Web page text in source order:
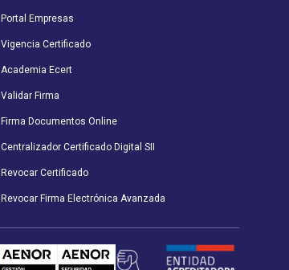
Portal Empresas
Vigencia Certificado
Academia Ecert
Validar Firma
Firma Documentos Online
Centralizador Certificado Digital SII
Revocar Certificado
Revocar Firma Electrónica Avanzada